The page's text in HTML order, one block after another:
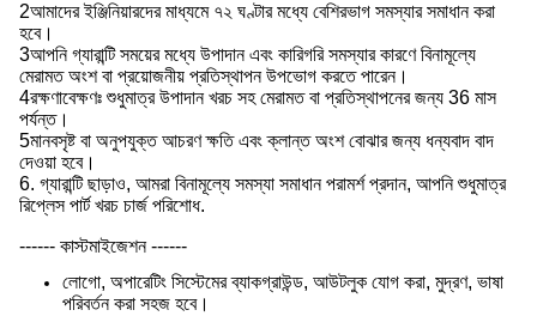
2আমাদের ইঞ্জিনিয়ারদের মাধ্যমে ৭২ ঘণ্টার মধ্যে বেশিরভাগ সমস্যার সমাধান করা
হবে।
3আপনি গ্যারান্টি সময়ের মধ্যে উপাদান এবং কারিগরি সমস্যার কারণে বিনামূল্যে
মেরামত অংশ বা প্রয়োজনীয় প্রতিস্থাপন উপভোগ করতে পারেন।
4রক্ষণাবেক্ষণঃ শুধুমাত্র উপাদান খরচ সহ মেরামত বা প্রতিস্থাপনের জন্য 36 মাস
পর্যন্ত।
5মানবসৃষ্ট বা অনুপযুক্ত আচরণ ক্ষতি এবং ক্লান্ত অংশ বোঝার জন্য ধন্যবাদ বাদ
দেওয়া হবে।
6. গ্যারান্টি ছাড়াও, আমরা বিনামূল্যে সমস্যা সমাধান পরামর্শ প্রদান, আপনি শুধুমাত্র
রিপ্লেস পার্ট খরচ চার্জ পরিশোধ.
------ কাস্টমাইজেশন ------
লোগো, অপারেটিং সিস্টেমের ব্যাকগ্রাউন্ড, আউটলুক যোগ করা, মুদ্রণ, ভাষা
পরিবর্তন করা সহজ হবে।